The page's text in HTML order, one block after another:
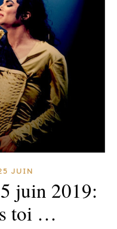
JUIN
juin 2019:
toi …